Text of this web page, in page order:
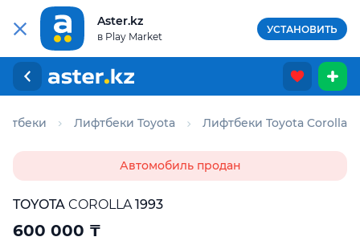
Aster.kz
в Play Market
УСТАНОВИТЬ
Лифтбеки Toyota Лифтбеки Toyota Corolla
Автомобиль продан
TOYOTA COROLLA1993
600 000 ₸